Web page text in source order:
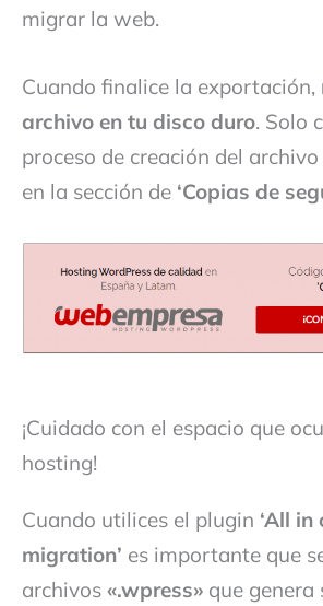
migrar la web.
Cuando finalice la exportación,
archivo en tu disco duro. Solo
proceso de creación del
en la sección de ‘Copias de
¡Cuidado con el espacio que
hosting!
Cuando utilices el plugin ‘All in
migration’ es importante que
archivos «.wpress» que genera